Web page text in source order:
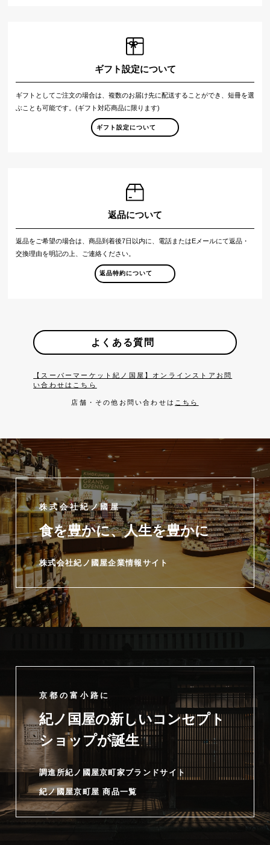
ギフト設定について
ギフトとしてご注文の場合は、複数のお届け先に配送することができ、短冊を選
ぶことも可能です。(ギフト対応商品に限ります)
ギフト設定について
返品について
返品をご希望の場合は、商品到着後7日以内に、電話またはEメールにて返品・
交換理由を明記の上、ご連絡ください。
返品特約について
よくある質問
【スーパーマーケット紀ノ国屋】オンラインストアお問
い合わせはこちら
店舗・その他お問い合わせは こちら
株式会社紀ノ國屋
食を豊かに、人生を豊かに
株式会社紀ノ國屋企業情報サイト
京都の富小路に
紀ノ国屋の新しいコンセプト
ショップが誕生
調進所紀ノ國屋京町家ブランドサイト
紀ノ國屋京町屋 商品一覧